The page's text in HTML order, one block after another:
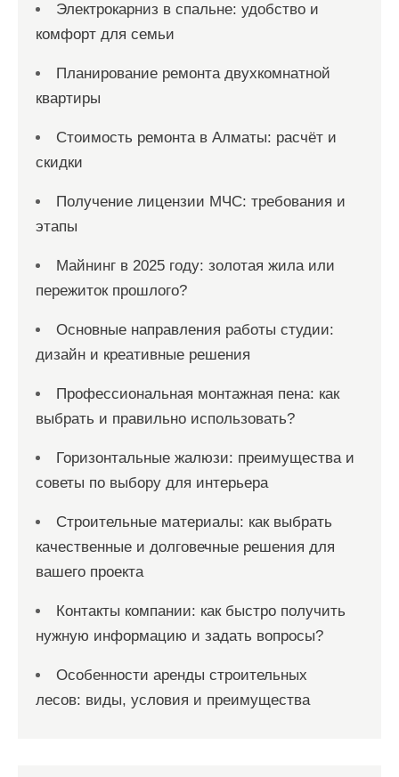
Электрокарниз в спальне: удобство и
комфорт для семьи
Планирование ремонта двухкомнатной
квартиры
Стоимость ремонта в Алматы: расчёт и
скидки
Получение лицензии МЧС: требования и
этапы
Майнинг в 2025 году: золотая жила или
пережиток прошлого?
Основные направления работы студии:
дизайн и креативные решения
Профессиональная монтажная пена: как
выбрать и правильно использовать?
Горизонтальные жалюзи: преимущества и
советы по выбору для интерьера
Строительные материалы: как выбрать
качественные и долговечные решения для
вашего проекта
Контакты компании: как быстро получить
нужную информацию и задать вопросы?
Особенности аренды строительных
лесов: виды, условия и преимущества